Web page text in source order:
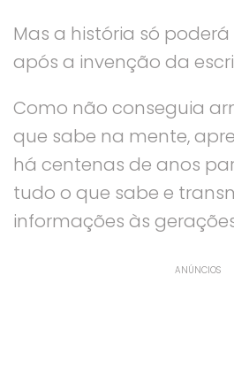
Mas a história só
após a invenção da
Como não conseguia
que sabe na mente,
há centenas de anos
tudo o que sabe e
informações às
ANÚNCIOS